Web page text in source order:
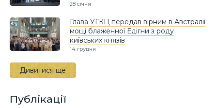
28 січня
Глава УГКЦ передав вірним в Австралії
мощі блаженної Едігни з роду
київських князів
14 грудня
Дивитися ще
Публікації